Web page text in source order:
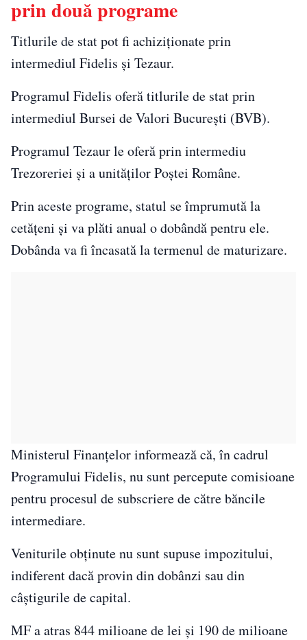
prin două programe
Titlurile de stat pot fi achiziționate prin
intermediul Fidelis și Tezaur.
Programul Fidelis oferă titlurile de stat prin
intermediul Bursei de Valori București (BVB).
Programul Tezaur le oferă prin intermediu
Trezoreriei și a unităților Poștei Române.
Prin aceste programe, statul se împrumută la
cetățeni și va plăti anual o dobândă pentru ele.
Dobânda va fi încasată la termenul de maturizare.
Ministerul Finanțelor informează că, în cadrul
Programului Fidelis, nu sunt percepute comisioane
pentru procesul de subscriere de către băncile
intermediare.
Veniturile obținute nu sunt supuse impozitului,
indiferent dacă provin din dobânzi sau din
câștigurile de capital.
MF a atras 844 milioane de lei și 190 de milioane